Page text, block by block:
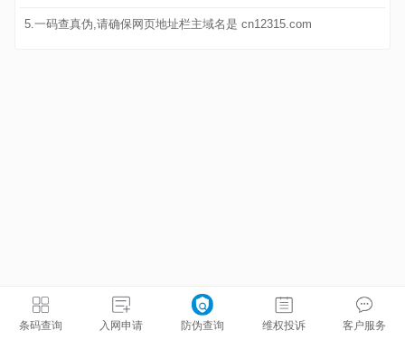
5.一码查真伪,请确保网页地址栏主域名是 cn12315.com
条码查询 入网申请 防伪查询 维权投诉 客户服务